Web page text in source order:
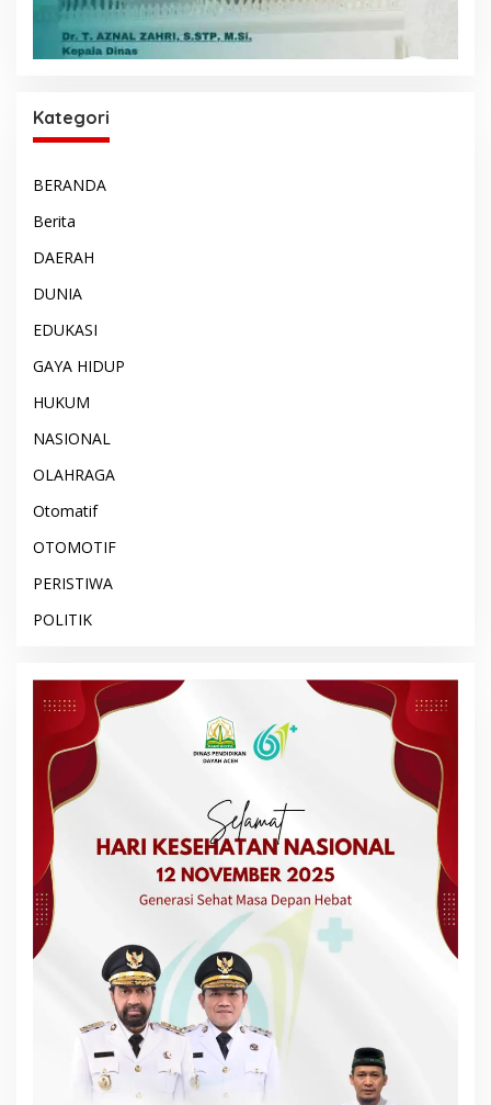
Kategori
BERANDA
Berita
DAERAH
DUNIA
EDUKASI
GAYA HIDUP
HUKUM
NASIONAL
OLAHRAGA
Otomatif
OTOMOTIF
PERISTIWA
POLITIK